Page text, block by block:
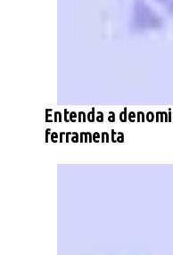
Entenda a
ferramenta